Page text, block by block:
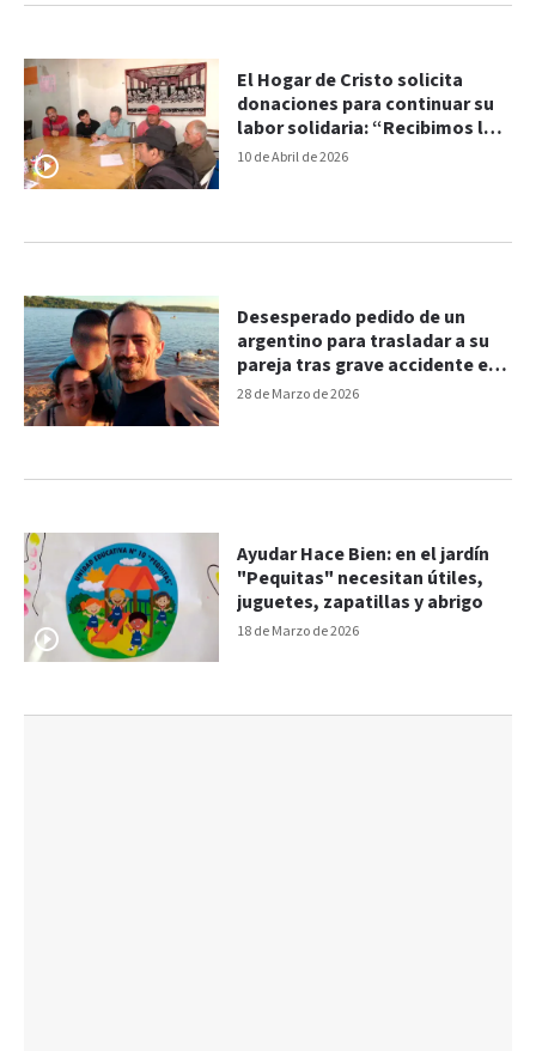
10 de Abril de 2026
El Hogar de Cristo solicita
donaciones para continuar su
labor solidaria: “Recibimos la
vida como viene”
28 de Marzo de 2026
Desesperado pedido de un
argentino para trasladar a su
pareja tras grave accidente en
Brasil
18 de Marzo de 2026
Ayudar Hace Bien: en el jardín
"Pequitas" necesitan útiles,
juguetes, zapatillas y abrigo